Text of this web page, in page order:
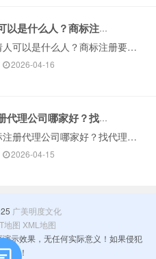
商标申请人可以是什么人？商标注册要注意些什么？
商标申请人可以是什么人？商标注册要注意些什么？商标在现实生活中应用广泛，可以说各行各业各个产品都是有商标，因此商标注册使用是比较常见的。生产厂家在···
2026-04-16
北京商标注册代理公司哪家好？找代理公司注册商标需要注意什么？
北京商标注册代理公司哪家好？找代理公司注册商标需要注意什么？商标注册可以选择自己到商标局办理，也可以选择找专业的代理机构代为办理。由于商标注册专业···
2026-04-15
广美明度文化
地图 XML地图
示效果，无任何实际意义！如果侵犯
除！